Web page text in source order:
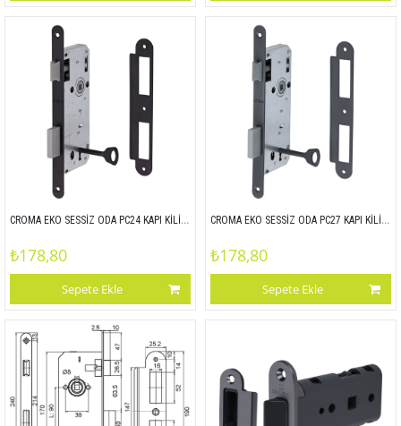
CROMA EKO SESSİZ ODA PC24 KAPI KİLİDİ OVAL 18MM 45x90
₺178,80
Sepete Ekle
CROMA EKO SESSİZ ODA PC27 KAPI KİLİDİ ODA OVAL 18MM 45x90
₺178,80
Sepete Ekle